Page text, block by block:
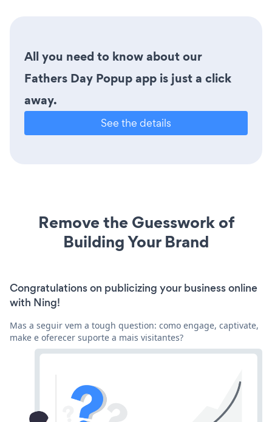
All you need to know about our
Fathers Day Popup app is just a click
away.
See the details
Remove the Guesswork of
Building Your Brand
Congratulations on publicizing your business online
with Ning!
Mas a seguir vem a tough question: como engage, captivate,
make e oferecer suporte a mais visitantes?